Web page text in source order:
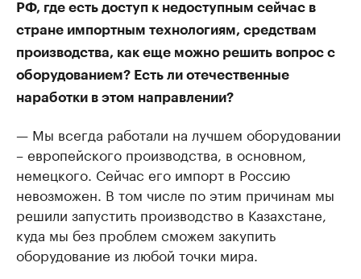
РФ, где есть доступ к недоступным сейчас в
стране импортным технологиям, средствам
производства, как еще можно решить вопрос с
оборудованием? Есть ли отечественные
наработки в этом направлении?
— Мы всегда работали на лучшем оборудовании
– европейского производства, в основном,
немецкого. Сейчас его импорт в Россию
невозможен. В том числе по этим причинам мы
решили запустить производство в Казахстане,
куда мы без проблем сможем закупить
оборудование из любой точки мира.